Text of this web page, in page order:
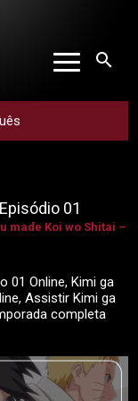
search
01
made Koi wo Shitai –
01 Online, Kimi ga
Assistir Kimi ga
completa